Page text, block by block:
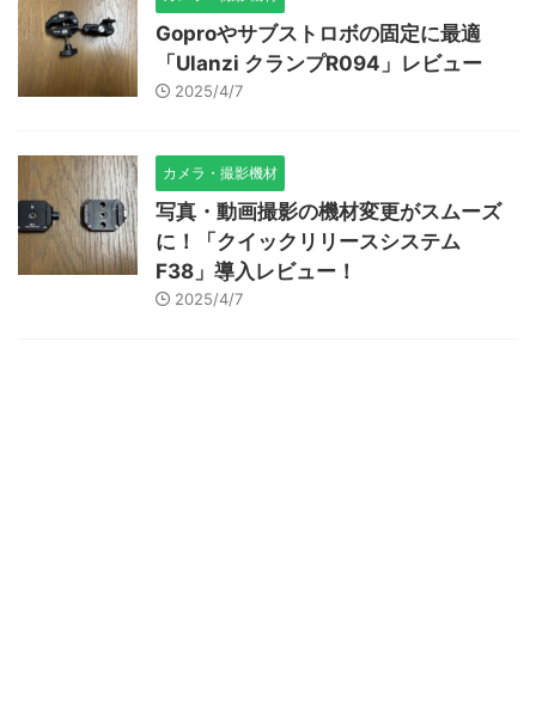
Goproやサブストロボの固定に最適
「Ulanzi クランプR094」レビュー
2025/4/7
カメラ・撮影機材
写真・動画撮影の機材変更がスムーズ
に！「クイックリリースシステム
F38」導入レビュー！
2025/4/7